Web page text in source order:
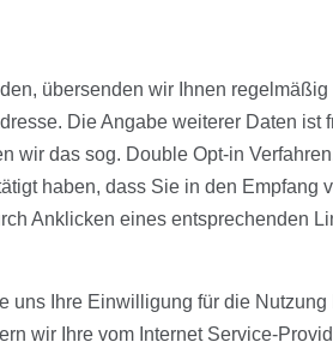
übersenden wir Ihnen
Die Angabe weiterer Daten
wir das sog. Double Opt-in
haben, dass Sie in den
Anklicken eines entsprechenden
Ihre Einwilligung für die
wir Ihre vom Internet Service-